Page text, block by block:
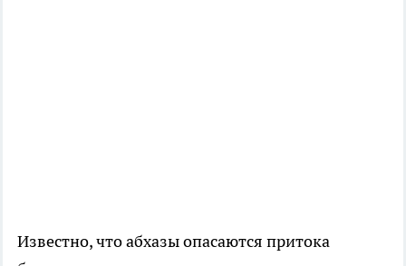
Известно, что абхазы опасаются притока